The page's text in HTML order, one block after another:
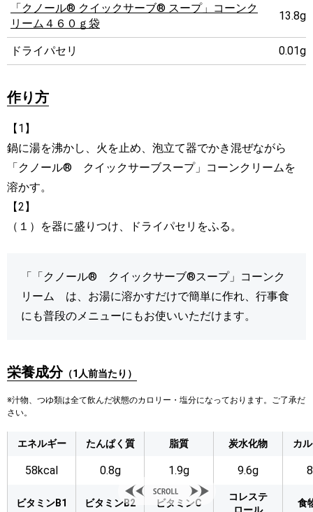
「クノール® クイックサーブ® スープ」コーンク
リーム４６０ｇ袋
13.8g
ドライパセリ 0.01g
作り方
【1】
鍋に湯を沸かし、火を止め、泡立て器でかき混ぜながら
「クノール® クイックサーブスープ」コーンクリームを
溶かす。
【2】
（１）を器に盛りつけ、ドライパセリをふる。
「「クノール® クイックサーブ®スープ」コーンク
リーム は、お湯に溶かすだけで簡単に作れ、行事食
にも普段のメニューにもお使いいただけます。
栄養成分（1人前当たり）
※汁物、つゆ類は全て飲んだ状態のカロリー・塩分になっております。ご了承だ
さい。
エネルギー たんぱく質 脂質 炭水化物 カ
58kcal 0.8g 1.9g 9.6g
ビタミンB1 ビタミンB2 ビタミンC
コレステ
ロール
食